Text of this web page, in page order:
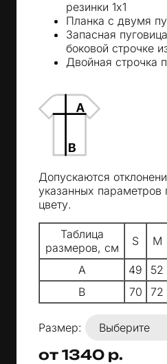
резинки 1х1
Планка с двумя
Запасная
боковой строчке
Двойная строчка
Допускаются
указанных параметров
цвету.
Таблица
размеров, см
S M
A 49 52
B
70 72
Размер:
от 1340 р.